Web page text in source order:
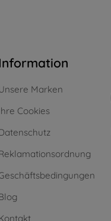
Marken
Cookies